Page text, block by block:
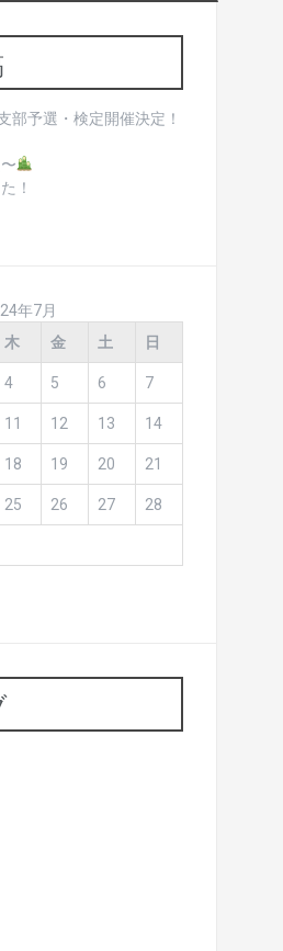
部予選・検定開催決定！
！
年7月
木 金 土 日
4 5 6 7
11 12 13 14
18 19 20 21
25 26 27 28